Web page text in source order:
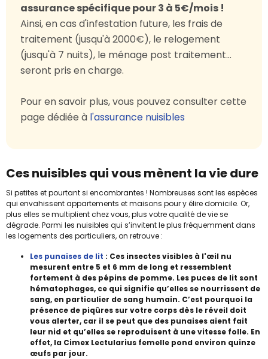
assurance spécifique pour 3 à 5€/mois !
Ainsi, en cas d'infestation future, les frais de
traitement (jusqu'à 2000€), le relogement
(jusqu'à 7 nuits), le ménage post traitement...
seront pris en charge.
Pour en savoir plus, vous pouvez consulter cette
page dédiée à l'assurance nuisibles
Ces nuisibles qui vous mènent la vie dure
Si petites et pourtant si encombrantes ! Nombreuses sont les espèces
qui envahissent appartements et maisons pour y élire domicile. Or,
plus elles se multiplient chez vous, plus votre qualité de vie se
dégrade. Parmi les nuisibles qui s’invitent le plus fréquemment dans
les logements des particuliers, on retrouve :
Les punaises de lit : Ces insectes visibles à l'œil nu
mesurent entre 5 et 6 mm de long et ressemblent
fortement à des pépins de pomme. Les puces de lit sont
hématophages, ce qui signifie qu’elles se nourrissent de
sang, en particulier de sang humain. C’est pourquoi la
présence de piqûres sur votre corps dès le réveil doit
vous alerter, car il se peut que des punaises aient fait
leur nid et qu’elles se reproduisent à une vitesse folle. En
effet, la Cimex Lectularius femelle pond environ quinze
œufs par jour.